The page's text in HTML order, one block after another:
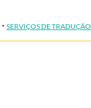
· SERVIÇOS DE TRADUÇÃO